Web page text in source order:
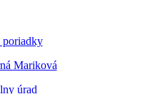
poriadky
Mariková
úrad